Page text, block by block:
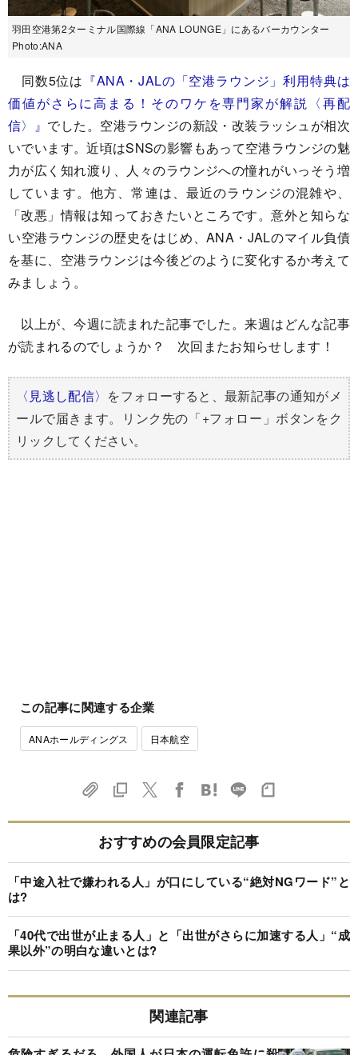
羽田空港第2ターミナル国際線「ANA LOUNGE」にあるバーカウンター
Photo:ANA
同数5位は 『ANA・JALの「空港ラウンジ」利用特典は
価値がさらに高まる！そのワケを専門家が解説〈再配
信〉 』 でした。空港ラウンジの新設・改装ラッシュが相次
いでいます。近頃はSNSの影響もあって空港ラウンジの魅
力が広く知れ渡り、人々のラウンジへの憧れがいっそう増
しています。他方、常連は、最近のラウンジの混雑や、
「改悪」情報は知っておきたいところです。意外と知らな
い空港ラウンジの歴史をはじめ、ANA・JALのマイル負債
を基に、空港ラウンジは今後どのように変化するか考えて
みましょう。
以上が、今週に読まれた記事でした。来週はどんな記事
が読まれるのでしょうか？ 次回またお知らせします！
〈見逃し配信〉 をフォローすると、最新記事の通知がメ
ールで届きます。リンク先の「+フォロー」ボタンをク
リックしてください。
この記事に関連する企業
ANAホールディングス 日本航空
おすすめの会員限定記事
「中途入社で嫌われる人」が口にしている“絶対NGワード”と
は?
「40代で出世が止まる人」と「出世がさらに加速する人」“成
果以外”の明白な違いとは?
関連記事